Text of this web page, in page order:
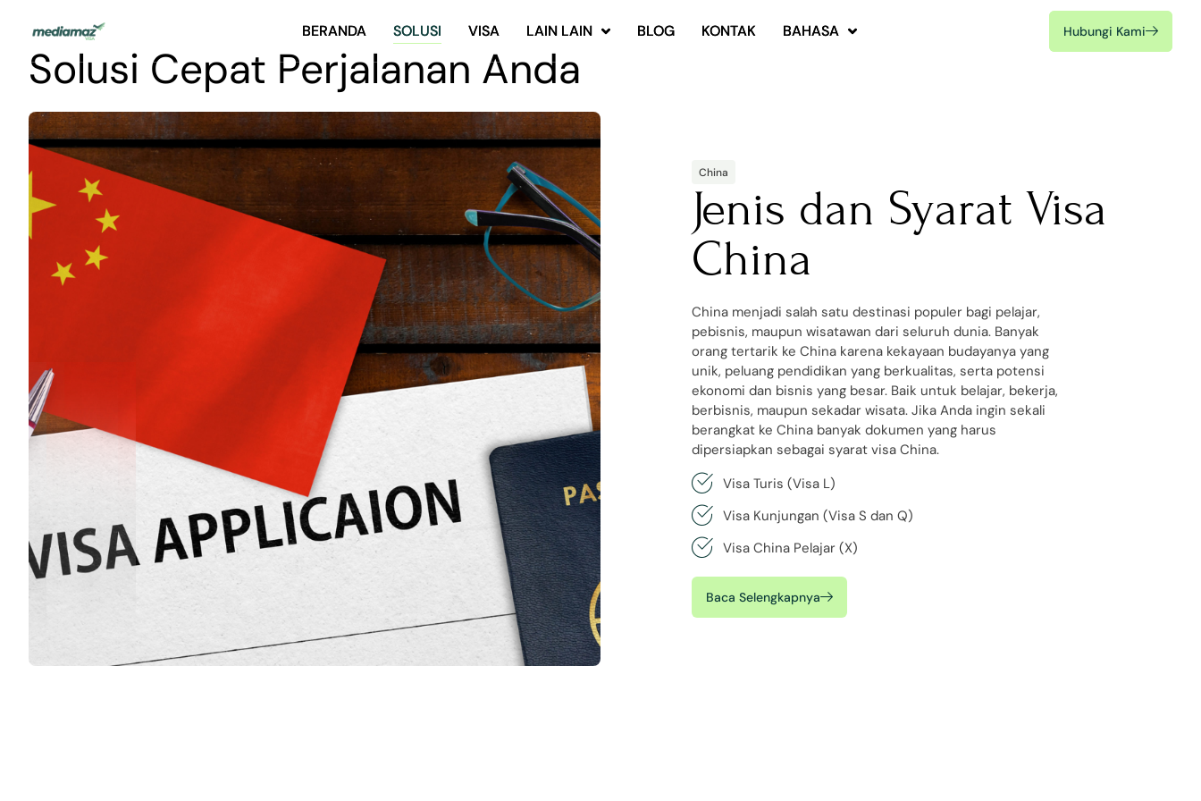
BERANDA SOLUSI VISA LAIN LAIN BLOG KONTAK BAHASA Hubungi Kami
BERANDA SOLUSI VISA LAIN LAIN BLOG KONTAK BAHASA Hubungi Kami
Solusi Cepat Perjalanan Anda
China
Jenis dan Syarat Visa
China
China menjadi salah satu destinasi populer bagi pelajar,
pebisnis, maupun wisatawan dari seluruh dunia. Banyak
orang tertarik ke China karena kekayaan budayanya yang
unik, peluang pendidikan yang berkualitas, serta potensi
ekonomi dan bisnis yang besar. Baik untuk belajar, bekerja,
berbisnis, maupun sekadar wisata. Jika Anda ingin sekali
berangkat ke China banyak dokumen yang harus
dipersiapkan sebagai syarat visa China.
Visa Turis (Visa L)
Visa Kunjungan (Visa S dan Q)
Visa China Pelajar (X)
Baca Selengkapnya